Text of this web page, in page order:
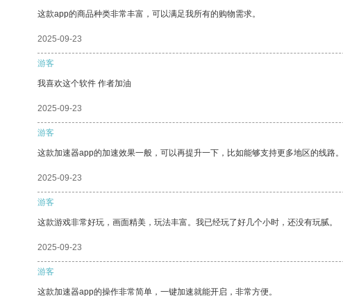
这款app的商品种类非常丰富，可以满足我所有的购物需求。
2025-09-23
游客
我喜欢这个软件 作者加油
2025-09-23
游客
这款加速器app的加速效果一般，可以再提升一下，比如能够支持更多地区的线路。
2025-09-23
游客
这款游戏非常好玩，画面精美，玩法丰富。我已经玩了好几个小时，还没有玩腻。
2025-09-23
游客
这款加速器app的操作非常简单，一键加速就能开启，非常方便。